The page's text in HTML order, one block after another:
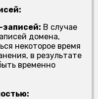
записей: В случае
домена,
некоторое время
в результате
временно